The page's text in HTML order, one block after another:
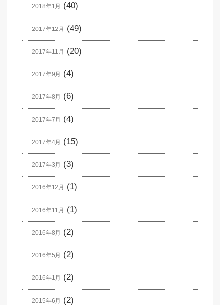
2018年1月 (40)
2017年12月 (49)
2017年11月 (20)
2017年9月 (4)
2017年8月 (6)
2017年7月 (4)
2017年4月 (15)
2017年3月 (3)
2016年12月 (1)
2016年11月 (1)
2016年8月 (2)
2016年5月 (2)
2016年1月 (2)
2015年6月 (2)